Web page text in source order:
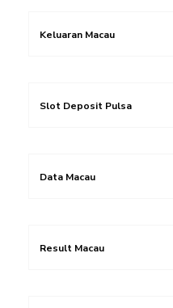
Keluaran Macau
Slot Deposit Pulsa
Data Macau
Result Macau